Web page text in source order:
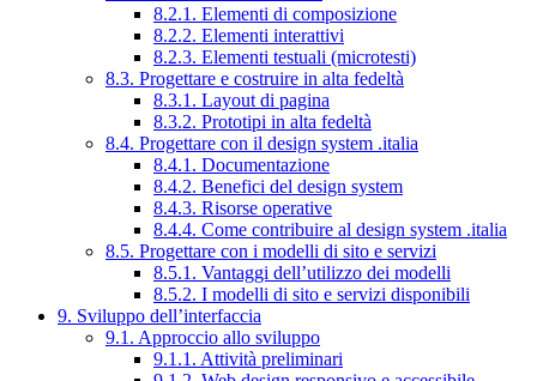
8.2.1. Elementi di composizione
8.2.2. Elementi interattivi
8.2.3. Elementi testuali (microtesti)
8.3. Progettare e costruire in alta fedeltà
8.3.1. Layout di pagina
8.3.2. Prototipi in alta fedeltà
8.4. Progettare con il design system .italia
8.4.1. Documentazione
8.4.2. Benefici del design system
8.4.3. Risorse operative
8.4.4. Come contribuire al design system .italia
8.5. Progettare con i modelli di sito e servizi
8.5.1. Vantaggi dell’utilizzo dei modelli
8.5.2. I modelli di sito e servizi disponibili
9. Sviluppo dell’interfaccia
9.1. Approccio allo sviluppo
9.1.1. Attività preliminari